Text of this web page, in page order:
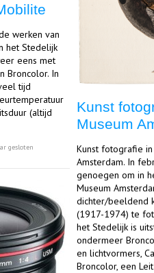
werken van
het Stedelijk
eens met
Broncolor. In
tijd
(altijd
gesloten
Kunst
Museum
Kunst fotografie
Amsterdam. In
genoegen om in
Museum
dichter/beeldend
(1917-1974) te
het Stedelijk is
ondermeer
en lichtvormers,
Broncolor, een